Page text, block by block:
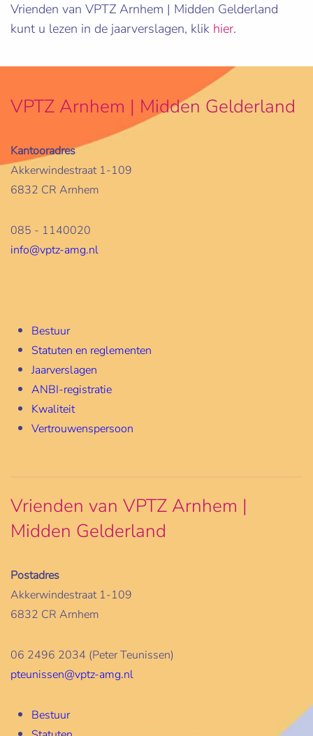
Vrienden van VPTZ Arnhem | Midden Gelderland
kunt u lezen in de jaarverslagen, klik hier.
VPTZ Arnhem | Midden Gelderland
Kantooradres
Akkerwindestraat 1-109
6832 CR Arnhem
085 - 1140020
info@vptz-amg.nl
Bestuur
Statuten en reglementen
Jaarverslagen
ANBI-registratie
Kwaliteit
Vertrouwenspersoon
Vrienden van VPTZ Arnhem |
Midden Gelderland
Postadres
Akkerwindestraat 1-109
6832 CR Arnhem
06 2496 2034 (Peter Teunissen)
pteunissen@vptz-amg.nl
Bestuur